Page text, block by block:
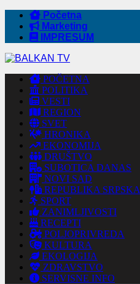
Početna
Marketing
IMPRESUM
POČETNA
POLITIKA
VESTI
REGION
SVET
HRONIKA
EKONOMIJA
DRUŠTVO
SUBOTICA DANAS
NOVI SAD
REPUBLIKA SRPSKA
SPORT
ZANIMLJIVOSTI
RECEPTI
POLJOPRIVREDA
KULTURA
EKOLOGIJA
ZDRAVSTVO
SERVISNE INFO